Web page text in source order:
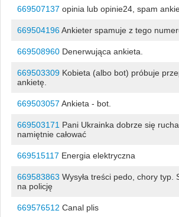
669507137 opinia lub opinie24, spam
669504196Ankieter spamuje z tego
669508960Denerwująca ankieta.
669503309Kobieta (albo bot) próbuje
ankietę.
669503057 Ankieta - bot.
669503171 Pani Ukrainka dobrze się
namiętnie całować
669515117 Energia elektryczna
669583863 Wysyła treści pedo, chory typ.
na policję
669576512 Canal plis